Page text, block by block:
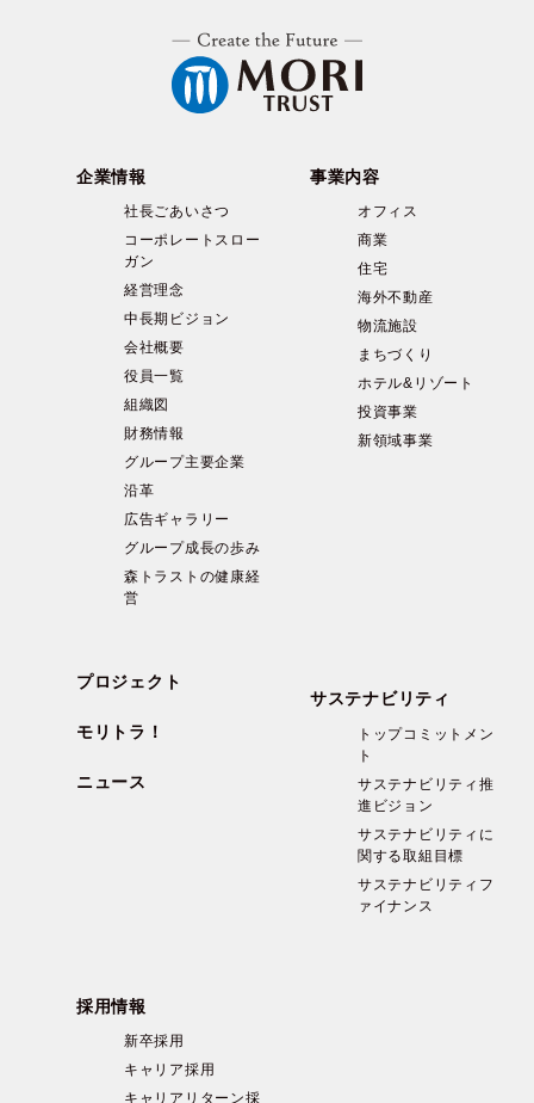
企業情報
社長ごあいさつ
コーポレートスロー
ガン
経営理念
中長期ビジョン
会社概要
役員一覧
組織図
財務情報
グループ主要企業
沿革
広告ギャラリー
グループ成長の歩み
森トラストの健康経
営
事業内容
オフィス
商業
住宅
海外不動産
物流施設
まちづくり
ホテル&リゾート
投資事業
新領域事業
プロジェクト
モリトラ！
ニュース
サステナビリティ
トップコミットメン
ト
サステナビリティ推
進ビジョン
サステナビリティに
関する取組目標
サステナビリティフ
ァイナンス
採用情報
新卒採用
キャリア採用
キャリアリターン採